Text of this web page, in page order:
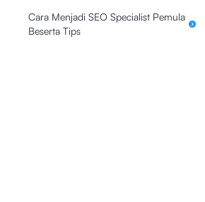
Cara Menjadi SEO Specialist Pemula
Beserta Tips